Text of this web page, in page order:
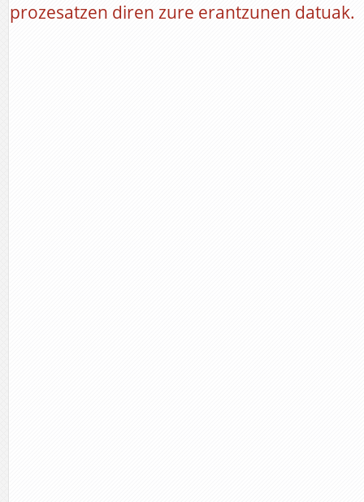
prozesatzen diren zure erantzunen datuak.